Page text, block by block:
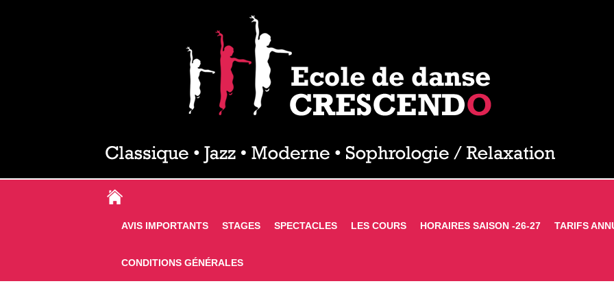
AVIS IMPORTANTS STAGES SPECTACLES LES COURS HORAIRES SAISON -26-27 TARIFS
CONDITIONS GÉNÉRALES